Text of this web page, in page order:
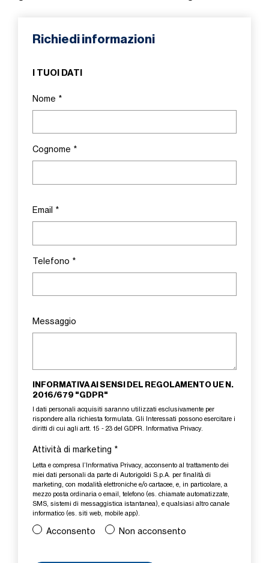
Richiedi informazioni
I TUOI DATI
Nome *
Cognome *
Email *
Telefono *
Messaggio
INFORMATIVA AI SENSI DEL REGOLAMENTO UE N.
2016/679 "GDPR"
I dati personali acquisiti saranno utilizzati esclusivamente per
rispondere alla richiesta formulata. Gli Interessati possono esercitare i
diritti di cui agli artt. 15 - 23 del GDPR.
Informativa Privacy.
Attività di marketing *
Letta e compresa l’ Informativa Privacy, acconsento al trattamento dei
miei dati personali da parte di Autorigoldi S.p.A. per finalità di
marketing, con modalità elettroniche e/o cartacee, e, in particolare, a
mezzo posta ordinaria o email, telefono (es. chiamate automatizzate,
SMS, sistemi di messaggistica istantanea), e qualsiasi altro canale
informatico (es. siti web, mobile app).
Acconsento Non acconsento